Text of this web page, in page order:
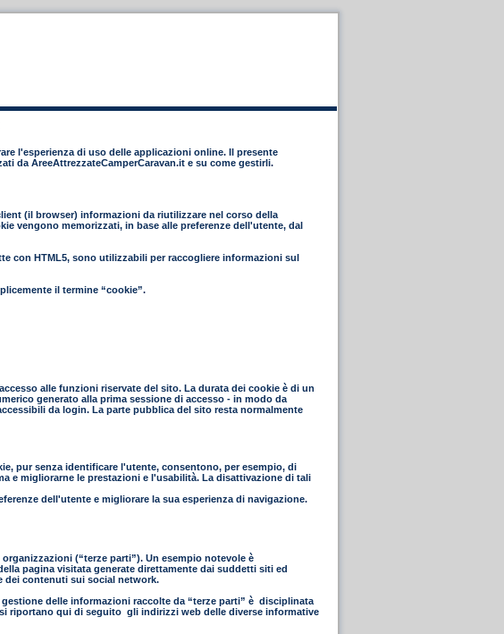
l'esperienza di uso delle applicazioni online. Il presente
da AreeAttrezzateCamperCaravan.it e su come gestirli.
(il browser) informazioni da riutilizzare nel corso della
vengono memorizzati, in base alle preferenze dell'utente, dal
con HTML5, sono utilizzabili per raccogliere informazioni sul
il termine “cookie”.
alle funzioni riservate del sito. La durata dei cookie è di un
generato alla prima sessione di accesso - in modo da
da login. La parte pubblica del sito resta normalmente
pur senza identificare l'utente, consentono, per esempio, di
e migliorarne le prestazioni e l'usabilità. La disattivazione di tali
dell'utente e migliorare la sua esperienza di navigazione.
(“terze parti”). Un esempio notevole è
pagina visitata generate direttamente dai suddetti siti ed
dei contenuti sui social network.
delle informazioni raccolte da “terze parti” è disciplinata
riportano qui di seguito gli indirizzi web delle diverse informative